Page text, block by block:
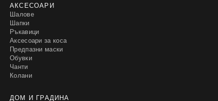
АКСЕСОАРИ
Шалове
Шапки
Ръкавици
Аксесоари за коса
Предпазни маски
Обувки
Чанти
Колани
ДОМ И ГРАДИНА